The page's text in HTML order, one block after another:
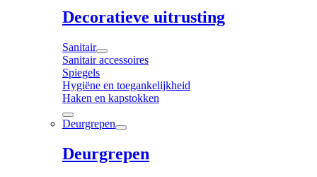
Decoratieve uitrusting
Sanitair
Sanitair accessoires
Spiegels
Hygiëne en toegankelijkheid
Haken en kapstokken
Deurgrepen
Deurgrepen